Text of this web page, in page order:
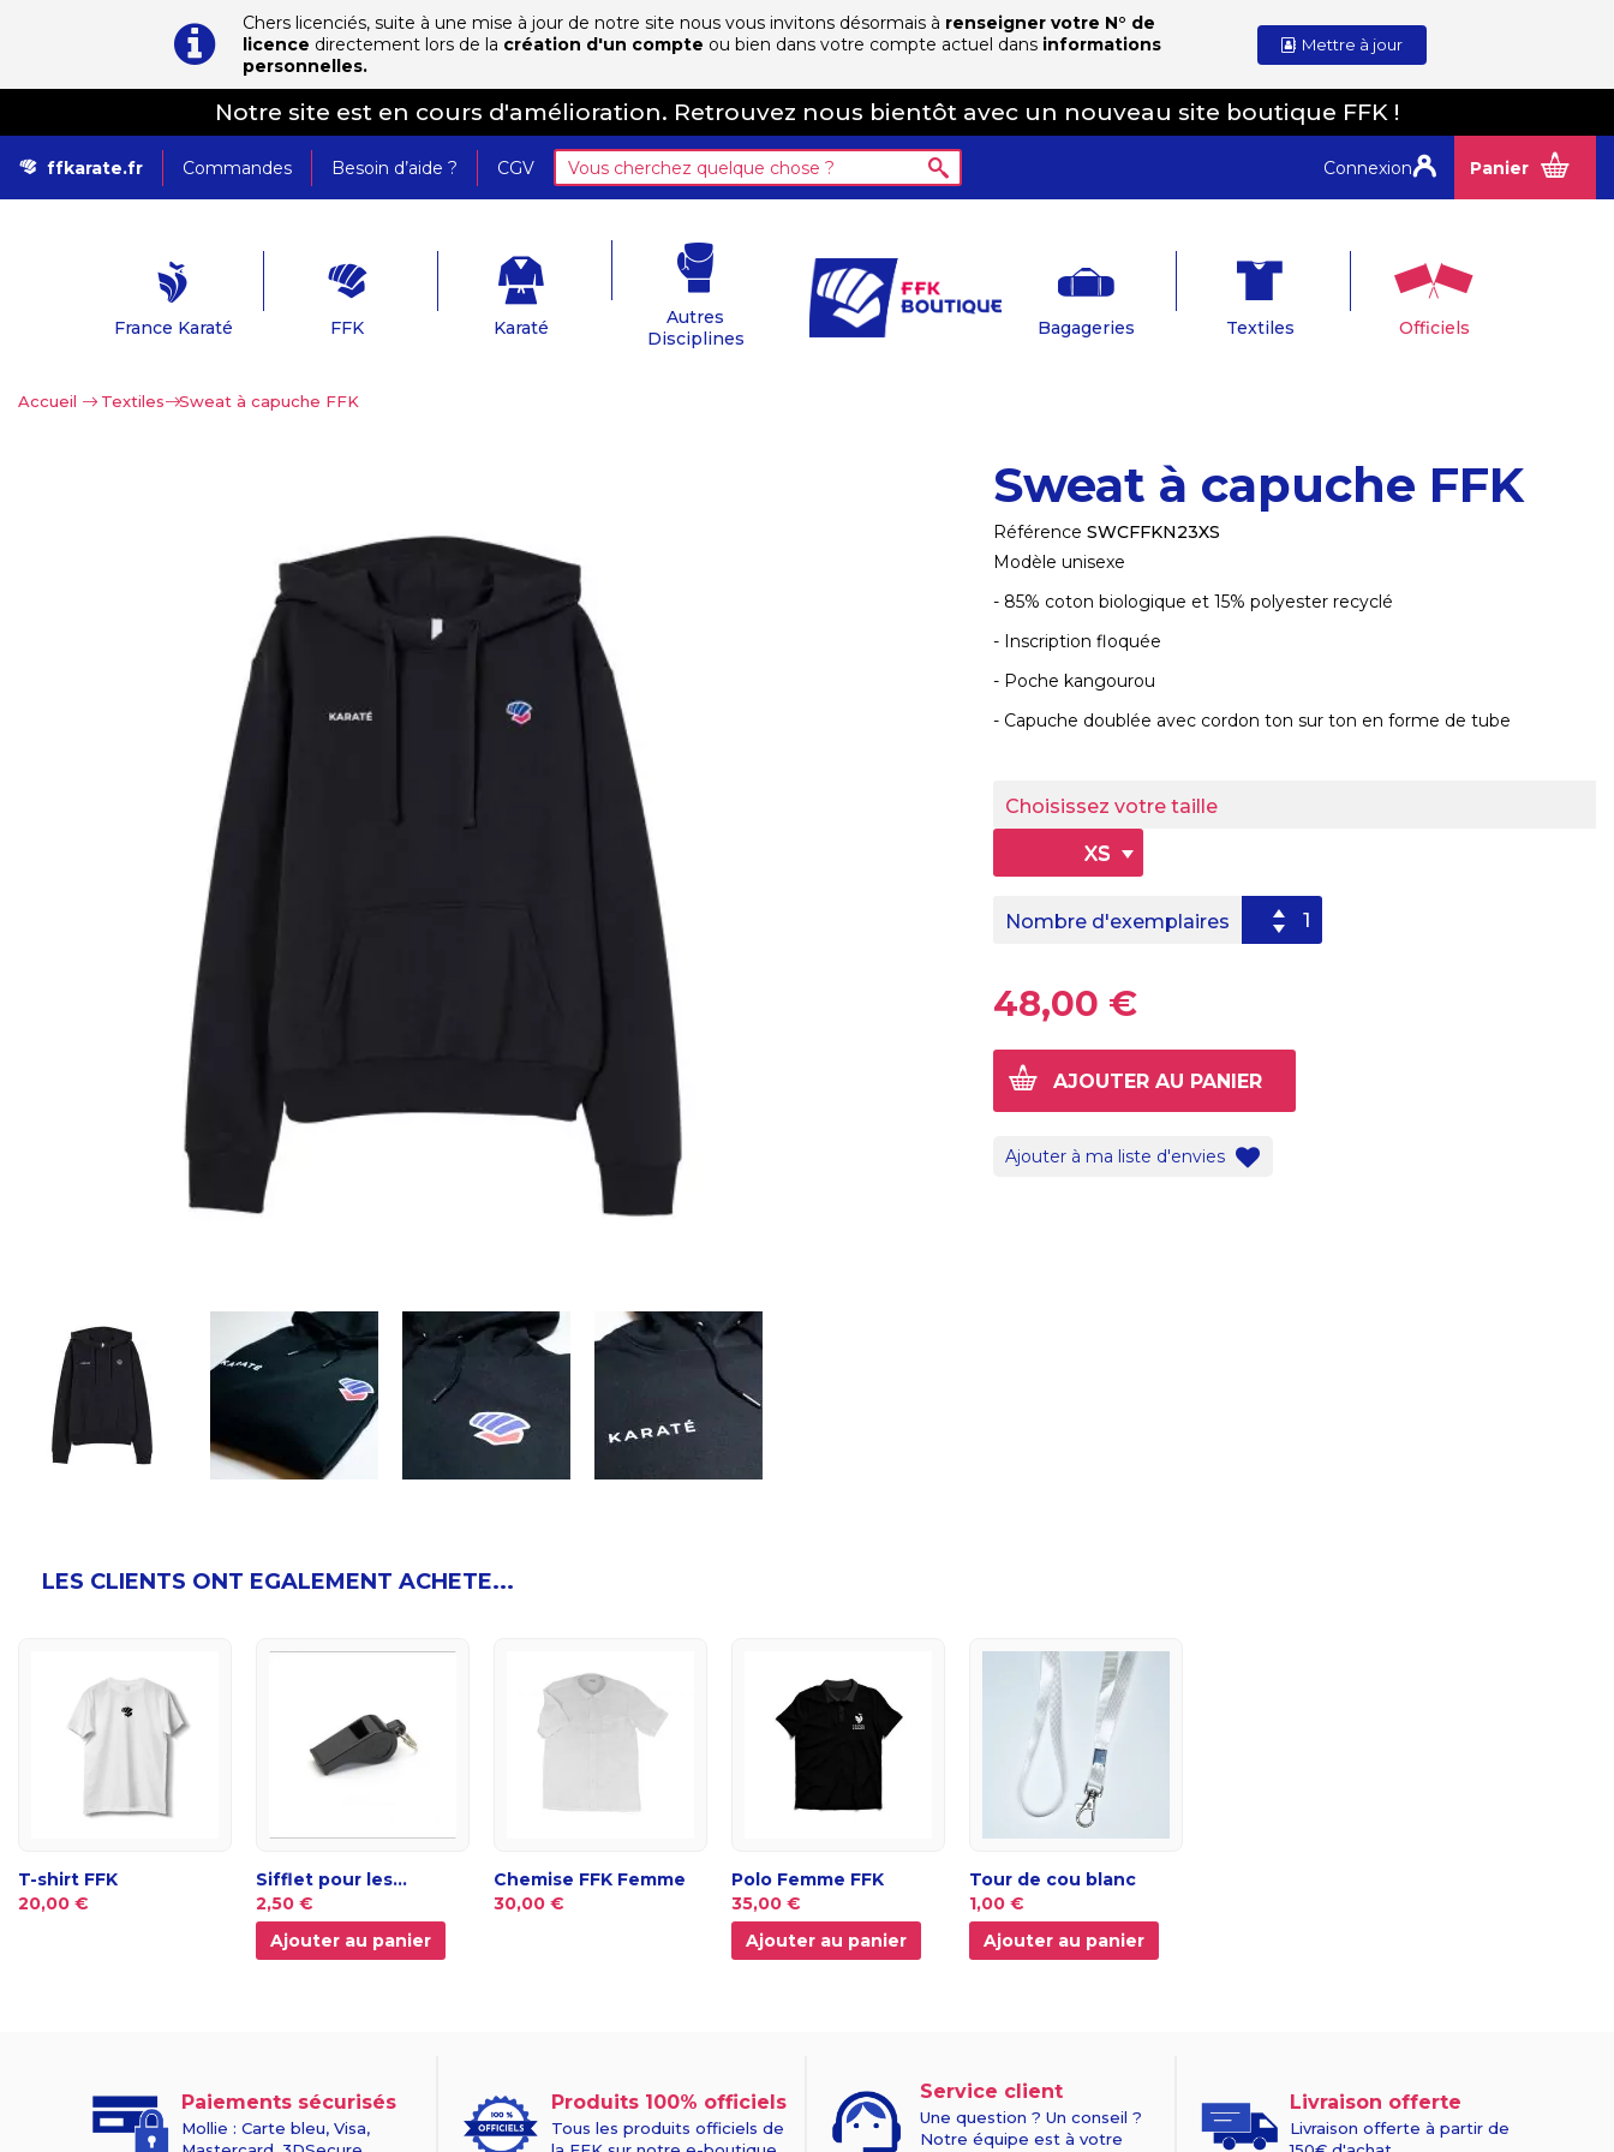
Chers licenciés, suite à une mise à jour de notre site nous vous invitons désormais à renseigner votre N° de
licence directement lors de la création d'un compte ou bien dans votre compte actuel dans informations
personnelles.
Mettre à jour
Notre site est en cours d'amélioration. Retrouvez nous bientôt avec un nouveau site boutique FFK !
ffkarate.fr Commandes Besoin d’aide ? CGV Panier
Connexion
France Karaté FFK Karaté
Autres
Disciplines
Bagageries Textiles Officiels
Accueil > Textiles> Sweat à capuche FFK
Sweat à capuche FFK
Référence SWCFFKN23XS
Modèle unisexe
- 85% coton biologique et 15% polyester recyclé
- Inscription floquée
- Poche kangourou
- Capuche doublée avec cordon ton sur ton en forme de tube
Choisissez votre taille
XS
Nombre d'exemplaires
48,00 €
AJOUTER AU PANIER
Ajouter à ma liste d'envies
LES CLIENTS ONT EGALEMENT ACHETE...
T-shirt FFK
20,00 €
Sifflet pour les...
2,50 €
Ajouter au panier
Chemise FFK Femme
30,00 €
Polo Femme FFK
35,00 €
Ajouter au panier
Tour de cou blanc
1,00 €
Ajouter au panier
Paiements sécurisés
Mollie : Carte bleu, Visa,
Produits 100% officiels
Tous les produits officiels de
Service client
Une question ? Un conseil ?
Notre équipe est à votre
Livraison offerte
Livraison offerte à partir de